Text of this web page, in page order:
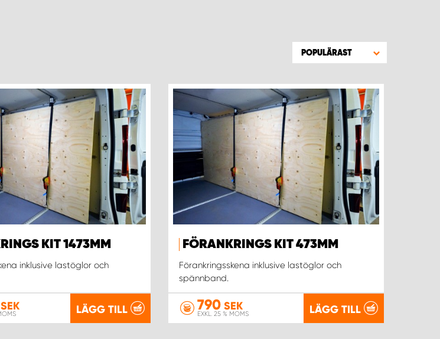
POPULÄRAST
KIT 1473MM
inklusive lastöglor och
LÄGG TILL
FÖRANKRINGS KIT 473MM
Förankringsskena inklusive lastöglor och
spännband.
790 SEK
EXKL. 25 % MOMS LÄGG TILL